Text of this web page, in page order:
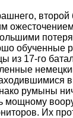
обученные
из 17-го
румыны
мощному
Их